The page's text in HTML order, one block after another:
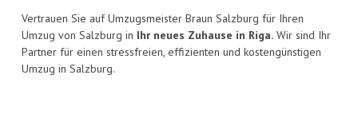
Vertrauen Sie auf Umzugsmeister Braun Salzburg für Ihren
Umzug von Salzburg in Ihr neues Zuhause in Riga. Wir sind Ihr
Partner für einen stressfreien, effizienten und kostengünstigen
Umzug in Salzburg.